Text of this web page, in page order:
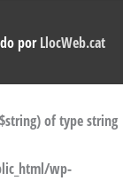
porLlocWeb.cat
of type string
wp-